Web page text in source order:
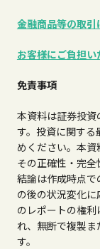
金融商品等の取
お客様にご負担
免責事項
本資料は証券投
す。投資に関す
めください。本資
その正確性・完全
結論は作成時点
の後の状況変化
のレポートの権
れ、無断で複製
す。